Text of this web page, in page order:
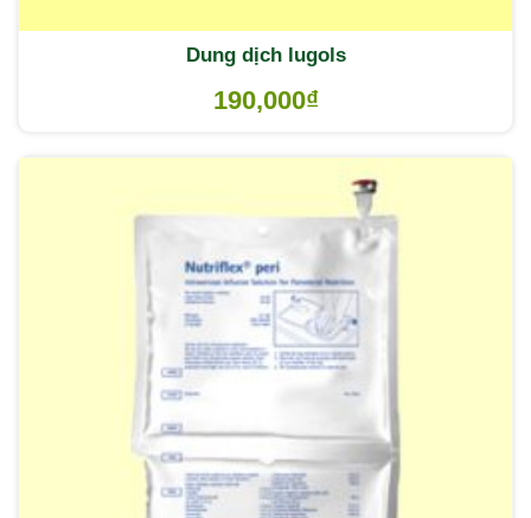
Dung dịch lugols
190,000₫